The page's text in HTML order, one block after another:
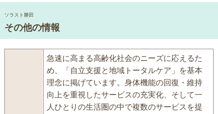
ソラスト勝田
その他の情報
急速に高まる高齢化社会のニーズに応えるた
め、「自立支援と地域トータルケア」を基本
理念に掲げています。身体機能の回復・維持
向上を重視したサービスの充実化、そして一
人ひとりの生活圏の中で複数のサービスを提